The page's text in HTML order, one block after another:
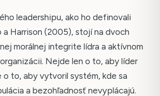
leadershipu, ako ho definovali
a Harrison (2005), stojí na dvoch
morálnej integrite lídra a aktívnom
Nejde len o to, aby líder
o to, aby vytvoril systém, kde sa
a bezohľadnosť nevyplácajú.